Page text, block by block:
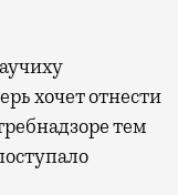
хочет отнести
тем